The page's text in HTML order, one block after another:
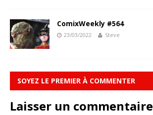
ComixWeekly #564
23/03/2022 Steve
SOYEZ LE PREMIER À COMMENTER
Laisser un commentaire